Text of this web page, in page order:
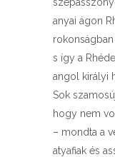
anyai ágon
s így a
angol királyi
Sok
hogy nem
– mondta a
atyafiak és